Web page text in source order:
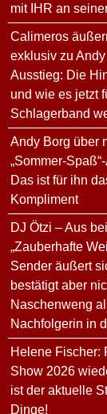
mit IHR an
Calimeros
exklusiv zu
Ausstieg: Die
und wie es jetzt
Schlagerband
Andy Borg über
„Sommer-
Das ist für ihn
Kompliment
DJ Ötzi – Aus bei
„Zauberhafte
Sender äußert
bestätigt aber
Naschenweng
Nachfolgerin in
Helene Fischer:
Show 2026
ist der aktuelle
Dinge!